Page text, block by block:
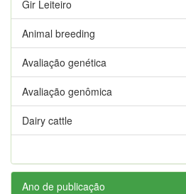
Gir Leiteiro
Animal breeding
Avaliação genética
Avaliação genômica
Dairy cattle
Ano de publicação